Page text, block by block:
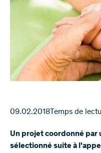
09.02.2018Temps de
Un projet coordonné par
sélectionné suite à